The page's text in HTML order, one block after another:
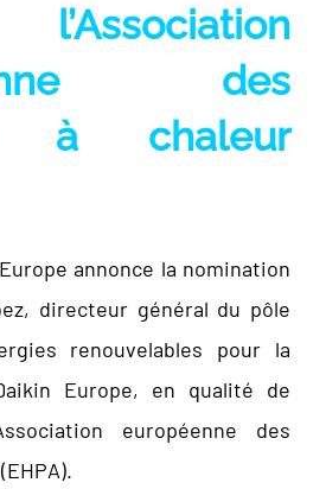
des
à chaleur
annonce la nomination
directeur général du pôle
renouvelables pour la
Europe, en qualité de
européenne des